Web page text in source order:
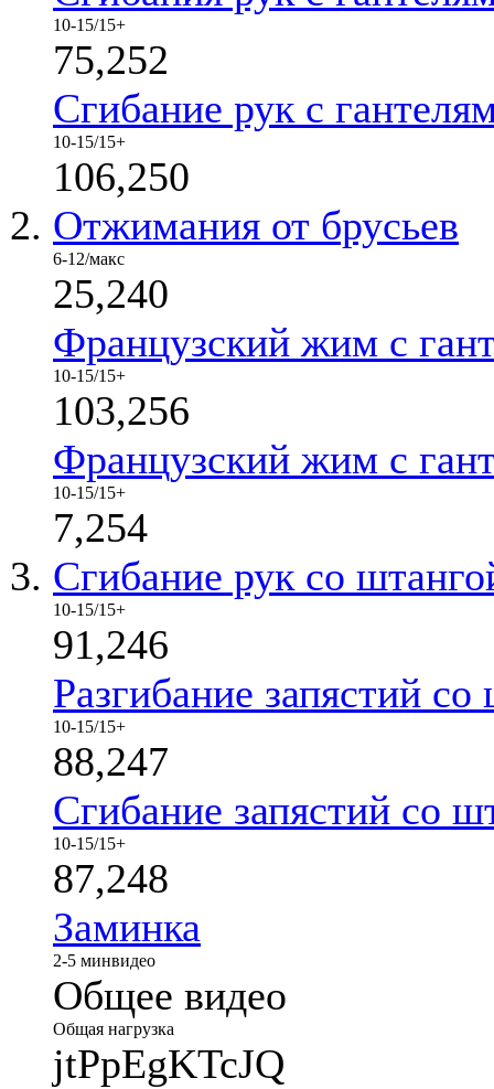
10-15/15+
75,252
Сгибание рук с
10-15/15+
106,250
Отжимания от брусьев
6-12/макс
25,240
Французский жим с
10-15/15+
103,256
Французский жим с
10-15/15+
7,254
Сгибание рук со
10-15/15+
91,246
Разгибание запястий
10-15/15+
88,247
Сгибание запястий со
10-15/15+
87,248
Заминка
2-5 минвидео
Общее видео
Общая нагрузка
jtPpEgKTcJQ